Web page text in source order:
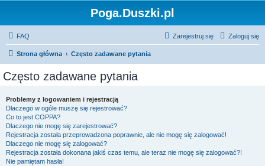
Poga.Duszki.pl
FAQ Zaloguj się
Zarejestruj się
Strona główna Często zadawane pytania
Często zadawane pytania
Problemy z logowaniem i rejestracją
Dlaczego w ogóle muszę się rejestrować?
Co to jest COPPA?
Dlaczego nie mogę się zarejestrować?
Rejestracja została przeprowadzona poprawnie, ale nie mogę się zalogować!
Dlaczego nie mogę się zalogować?
Rejestracja została dokonana jakiś czas temu, ale teraz nie mogę się zalogować?!
Nie pamiętam hasła!